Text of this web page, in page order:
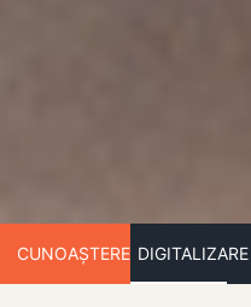
CUNOAȘTERE DIGITALIZARE